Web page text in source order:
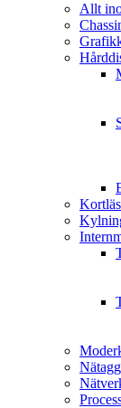
Allt